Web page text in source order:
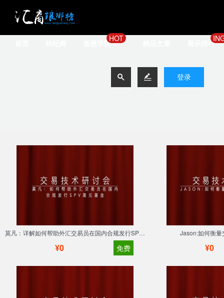
道恩学院HOT 展示排行
  登录
莫凡：详解如何帮助外汇交易员在国内合规发行SPV美元基金？
¥0 免费
Jason:如何衡
¥0